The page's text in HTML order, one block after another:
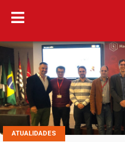
ATUALIDADES